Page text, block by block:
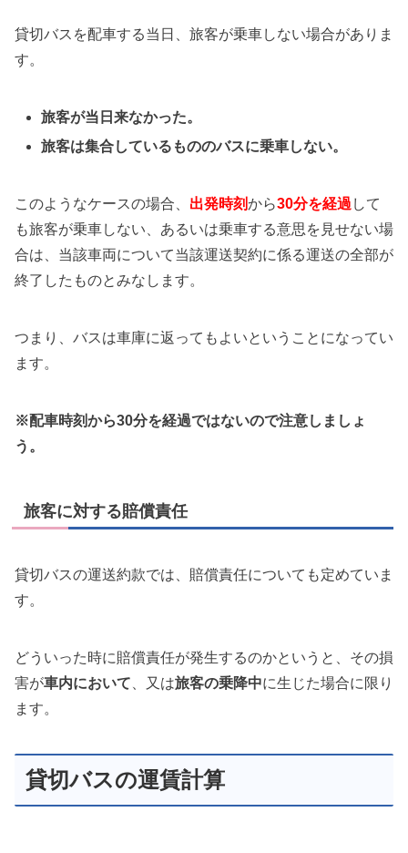
貸切バスを配車する当日、旅客が乗車しない場合がありま
す。
旅客が当日来なかった。
旅客は集合しているもののバスに乗車しない。
このようなケースの場合、 出発時刻から30分を経過 して
も旅客が乗車しない、あるいは乗車する意思を見せない場
合は、当該車両について当該運送契約に係る運送の全部が
終了したものとみなします。
つまり、バスは車庫に返ってもよいということになってい
ます。
※配車時刻から30分を経過ではないので注意しましょ
う。
旅客に対する賠償責任
貸切バスの運送約款では、賠償責任についても定めていま
す。
どういった時に賠償責任が発生するのかというと、その損
害が車内において 、又は旅客の乗降中に生じた場合に限り
ます。
貸切バスの運賃計算